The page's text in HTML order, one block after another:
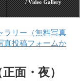
/ Video Gallery
ラリー（無料写真
真投稿フォームか
面・夜）